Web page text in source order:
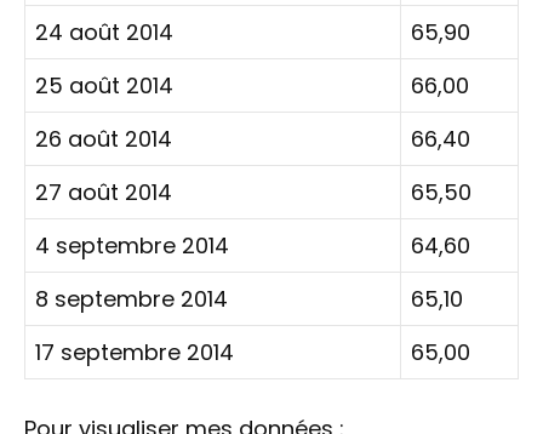
24 août 2014
65,90
25 août 2014
66,00
26 août 2014
66,40
27 août 2014
65,50
4 septembre 2014
64,60
8 septembre 2014
65,10
17 septembre 2014
65,00